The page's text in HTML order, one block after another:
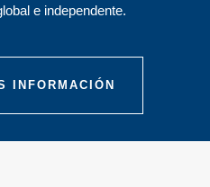
e independente.
INFORMACIÓN